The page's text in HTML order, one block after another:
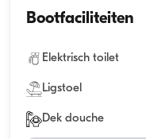
Bootfaciliteiten
Elektrisch toilet
Ligstoel
Dek douche